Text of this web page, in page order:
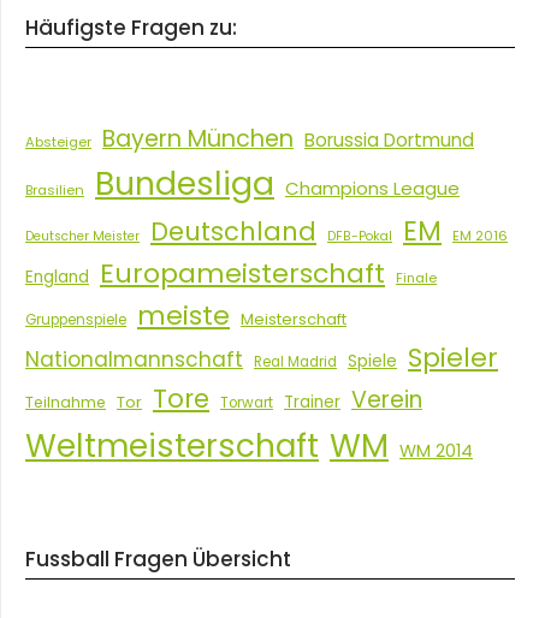
Häufigste Fragen zu:
Absteiger Bayern München Borussia Dortmund
Brasilien Bundesliga Champions League
Deutscher Meister Deutschland DFB-Pokal EM EM 2016
England Europameisterschaft Finale
Gruppenspiele meiste Meisterschaft
Nationalmannschaft Real Madrid Spiele Spieler
Teilnahme Tor Tore Torwart Trainer Verein
Weltmeisterschaft WM WM 2014
Fussball Fragen Übersicht